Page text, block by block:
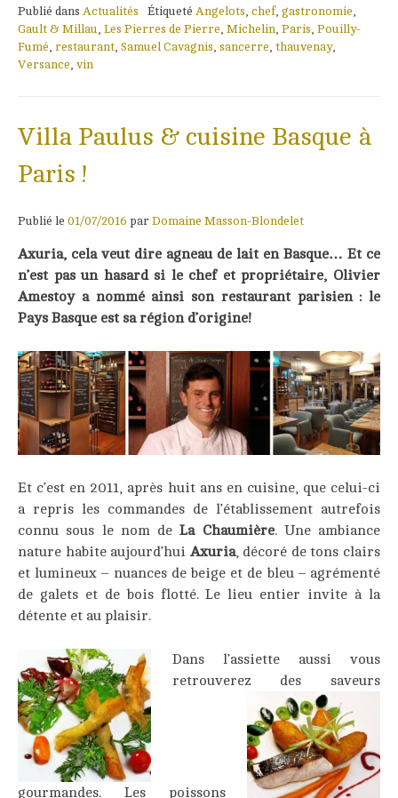
Publié dans Actualités Étiqueté Angelots chef, gastronomie
Gault & Millau Les Pierres de Pierre Michelin Paris Pouilly-
Fumé restaurant Samuel Cavagnis sancerre thauvenay,
Versance vin
Villa Paulus & cuisine Basque à
Paris !
Publié le 01/07/2016 par Domaine Masson-Blondelet
Axuria, cela veut dire agneau de lait en Basque… Et ce
n’est pas un hasard si le chef et propriétaire, Olivier
Amestoy a nommé ainsi son restaurant parisien : le
Pays Basque est sa région d’origine!
Et c’est en 2011, après huit ans en cuisine, que celui-ci
a repris les commandes de l’établissement autrefois
connu sous le nom deLa Chaumière. Une ambiance
nature habite aujourd’hui Axuria, décoré de tons clairs
et lumineux – nuances de beige et de bleu – agrémenté
de galets et de bois flotté. Le lieu entier invite à la
détente et au plaisir.
Dans l’assiette aussi vous
retrouverez des saveurs
gourmandes. Les poissons